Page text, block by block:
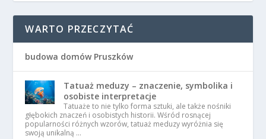
WARTO PRZECZYTAĆ
budowa domów Pruszków
Tatuaż meduzy – znaczenie, symbolika i
osobiste interpretacje
Tatuaże to nie tylko forma sztuki, ale także nośniki
głębokich znaczeń i osobistych historii. Wśród rosnącej
popularności różnych wzorów, tatuaż meduzy wyróżnia się
swoją unikalną …